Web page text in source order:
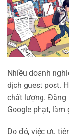
Nhiều doanh
dịch guest post.
chất lượng. Đăng
Google phạt, làm
Do đó, việc ưu